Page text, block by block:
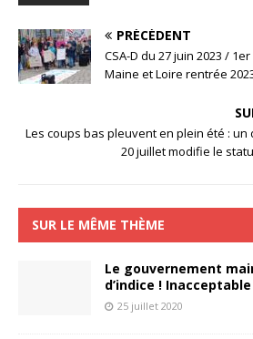
PRÉCÉDENT
CSA-D du 27 juin 2023 /
Maine et Loire rentrée
Les coups bas pleuvent en plein été : un
20 juillet modifie le
SUR LE MÊME THÈME
Le gouvernement
d’indice !
25 juillet 2020